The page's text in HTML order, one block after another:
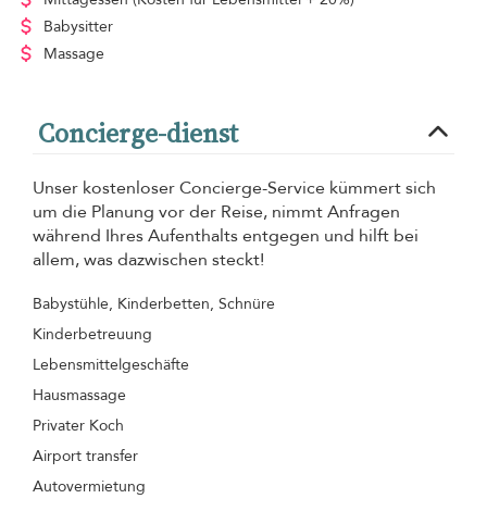
Babysitter
Massage
Concierge-dienst
Unser kostenloser Concierge-Service kümmert sich
um die Planung vor der Reise, nimmt Anfragen
während Ihres Aufenthalts entgegen und hilft bei
allem, was dazwischen steckt!
Babystühle, Kinderbetten, Schnüre
Kinderbetreuung
Lebensmittelgeschäfte
Hausmassage
Privater Koch
Airport transfer
Autovermietung